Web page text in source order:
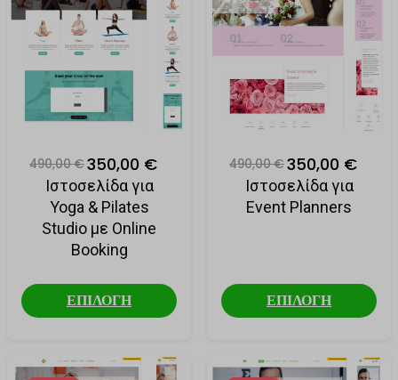
490,00 €350,00 €
Ιστοσελίδα για
Yoga & Pilates
Studio με Online
Booking
ΕΠΙΛΟΓΗ
490,00 €350,00 €
Ιστοσελίδα για
Event Planners
ΕΠΙΛΟΓΗ